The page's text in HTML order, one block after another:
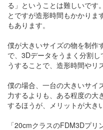
る」ということは難しいです
とですが造形時間もかかりま
もあります。
僕が大きいサイズの物を制作
で、3Dデータをうまく分割
うすることで、造形時間やリ
僕の場合、一台の大きいサイ
力するよりも、ある程度の大
するほうが、メリットが大き
「20cmクラスのFDM3Dプリ